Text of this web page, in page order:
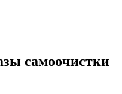
самоочистки